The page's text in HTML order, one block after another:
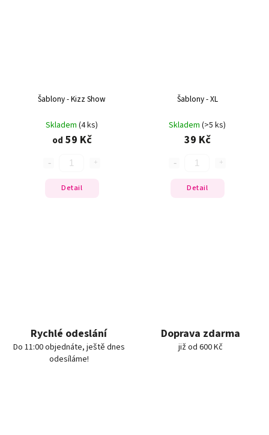
Šablony - Kizz Show
Skladem (4 ks)
od 59 Kč
Detail
Šablony - XL
Skladem (>5 ks)
39 Kč
Detail
Rychlé odeslání
Do 11:00 objednáte, ještě dnes
odesíláme!
Doprava zdarma
již od 600 Kč